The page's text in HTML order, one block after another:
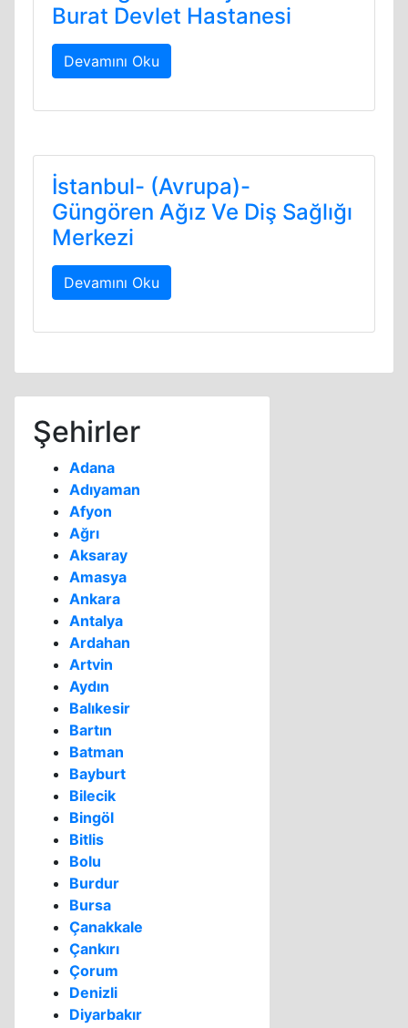
Burat Devlet Hastanesi
Devamını Oku
İstanbul- (Avrupa)-
Güngören Ağız Ve Diş Sağlığı
Merkezi
Devamını Oku
Şehirler
Adana
Adıyaman
Afyon
Ağrı
Aksaray
Amasya
Ankara
Antalya
Ardahan
Artvin
Aydın
Balıkesir
Bartın
Batman
Bayburt
Bilecik
Bingöl
Bitlis
Bolu
Burdur
Bursa
Çanakkale
Çankırı
Çorum
Denizli
Diyarbakır